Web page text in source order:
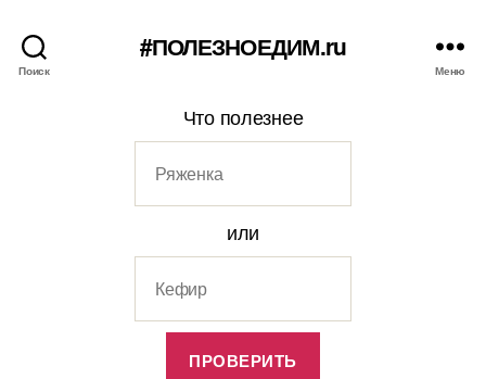
Поиск
#ПОЛЕЗНОЕДИМ.ru
Меню
Что полезнее
или